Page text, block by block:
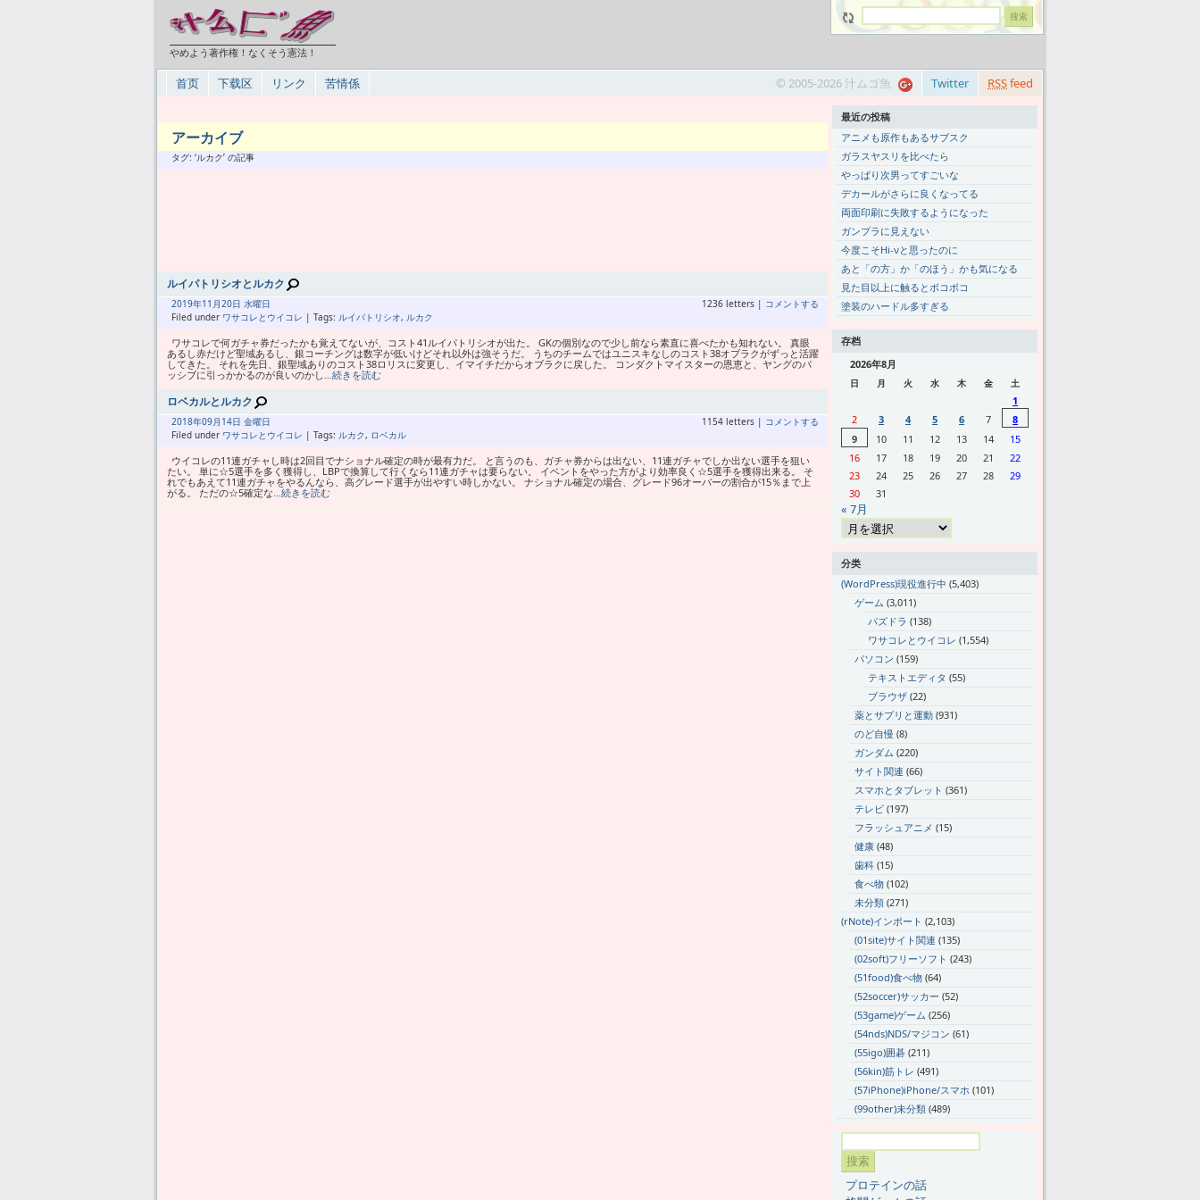
やめよう著作権！なくそう憲法！
首页 下载区 リンク 苦情係 RSSfeed
Twitter
© 2005-2026 汁ムゴ魚
アーカイブ
タグ: ‘ルカク’ の記事
ルイパトリシオとルカク
2019年11月20日 水曜日
Filed under ワサコレとウイコレ | Tags: ルイパトリシオ, ルカク
1236 letters | コメントする
ワサコレで何ガチャ券だったかも覚えてないが、コスト41ルイパトリシオが出た。 GKの個別なので少し前なら素直に喜べたかも知れない。 真眼
あるし赤だけど聖域あるし、銀コーチングは数字が低いけどそれ以外は強そうだ。 うちのチームではユニスキなしのコスト38オブラクがずっと活躍
してきた。 それを先日、銀聖域ありのコスト38ロリスに変更し、イマイチだからオブラクに戻した。 コンダクトマイスターの恩恵と、ヤングのパ
ッシブに引っかかるのが良いのかし …続きを読む
ロベカルとルカク
2018年09月 14日 金曜日
Filed under ワサコレとウイコレ | Tags: ルカク, ロベカル
1154 letters | コメントする
ウイコレの11連ガチャし時は2回目でナショナル確定の時が最有力だ。 と言うのも、ガチャ券からは出ない、11連ガチャでしか出ない選手を狙い
たい。 単に☆5選手を多く獲得し、LBPで換算して行くなら11連ガチャは要らない。 イベントをやった方がより効率良く☆5選手を獲得出来る。 そ
れでもあえて11連ガチャをやるんなら、高グレード選手が出やすい時しかない。 ナショナル確定の場合、グレード96オーバーの割合が15％まで上
がる。 ただの☆5確定な…続きを読む
最近の投稿
アニメも原作もあるサブスク
ガラスヤスリを比べたら
やっぱり次男ってすごいな
デカールがさらに良くなってる
両面印刷に失敗するようになった
ガンプラに見えない
今度こそHi-νと思ったのに
あと「の方」か「のほう」かも気になる
見た目以上に触るとボコボコ
塗装のハードル多すぎる
存档
2026年8月
日 月 火 水 木 金 土
1
2
3 4 5 6 7
8
9
10 11 12 13 14
15
16
17 18 19 20 21
22
23
24 25 26 27 28
29
30
31
« 7月
分类
(WordPress)現役進行中 (5,403)
ゲーム (3,011)
パズドラ (138)
ワサコレとウイコレ (1,554)
パソコン (159)
テキストエディタ (55)
ブラウザ (22)
薬とサプリと運動 (931)
のど自慢 (8)
ガンダム (220)
サイト関連 (66)
スマホとタブレット (361)
テレビ (197)
フラッシュアニメ (15)
健康 (48)
歯科 (15)
食べ物 (102)
未分類 (271)
(rNote)インポート (2,103)
(01site)サイト関連 (135)
(02soft)フリーソフト (243)
(51food)食べ物 (64)
(52soccer)サッカー (52)
(53game)ゲーム (256)
(54nds)NDS/マジコン (61)
(55igo)囲碁 (211)
(56kin)筋トレ (491)
(57iPhone)iPhone/スマホ (101)
(99other)未分類 (489)
プロテインの話